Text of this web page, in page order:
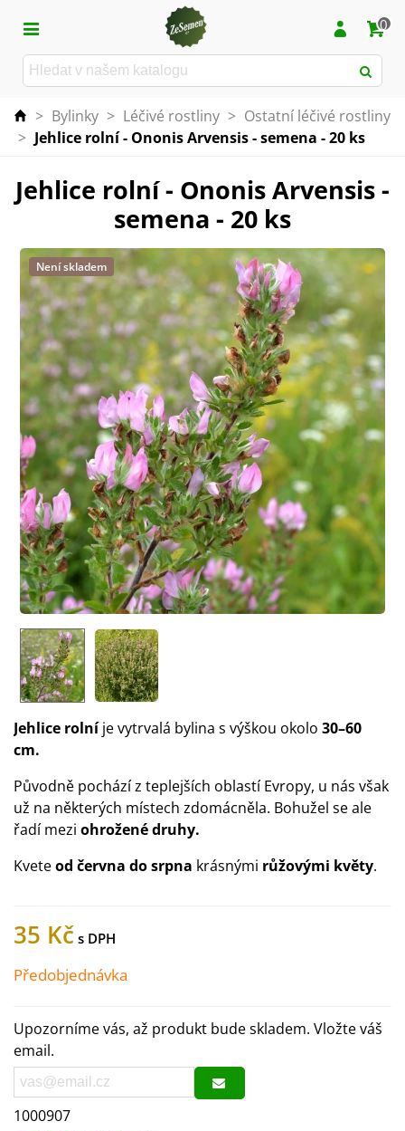
0
> Bylinky > Léčivé rostliny > Ostatní léčivé rostliny
> Jehlice rolní - Ononis Arvensis - semena - 20 ks
Jehlice rolní - Ononis Arvensis -
semena - 20 ks
Není skladem
Jehlice rolníje vytrvalá bylina s výškou okolo 30–60
cm.
Původně pochází z teplejších oblastí Evropy, u nás však
už na některých místech zdomácněla. Bohužel se ale
řadí mezi ohrožené druhy.
Kveteod června do srpna krásnými růžovými květy.
35 Kč
Předobjednávka
Upozorníme vás, až produkt bude skladem. Vložte váš
email.
1000907